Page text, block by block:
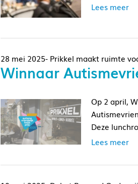
Lees meer
28 mei 2025- Prikkel maakt ruimte
Winnaar
Op 2 april,
Deze
Lees meer